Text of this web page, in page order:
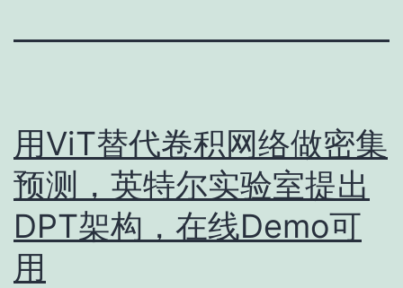
用ViT替代卷积网络做密集
预测，英特尔实验室提出
DPT架构，在线Demo可
用